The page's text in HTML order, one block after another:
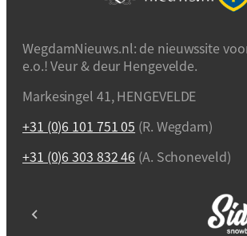
WegdamNieuws.nl: de nieuwssite
e.o.! Veur & deur Hengevelde.
Markesingel 41, HENGEVELDE
+31 (0)6 101 751 05 (R. Wegdam)
+31 (0)6 303 832 46 (A. Schoneveld)